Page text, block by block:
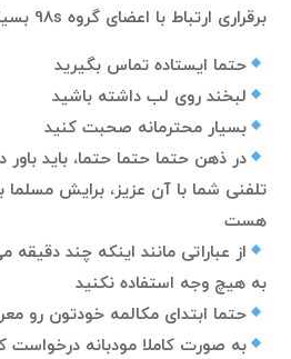
برقراری ارتباط با اعضای گروه 98s بسیار مهم هست.
حتما ایستاده تماس بگیرید
لبخند روی لب داشته باشید
بسیار محترمانه صحبت کنید
در ذهن حتما حتما حتما، باید
تلفنی شما با آن عزیز، برایش مسلما
هست
از عباراتی مانند اینکه چند
به هیچ وجه استفاده نکنید
حتما ابتدای مکالمه خودتون رو
به صورت کاملا مودبانه درخواست